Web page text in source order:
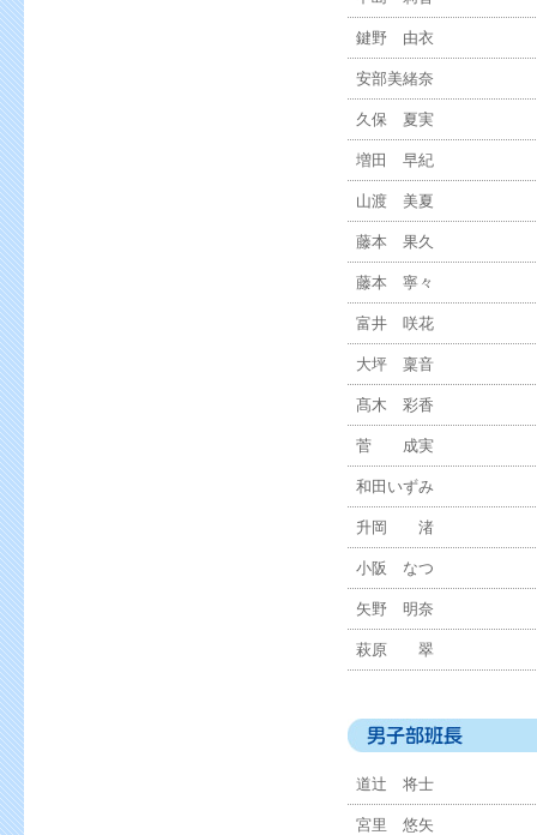
鍵野 由衣
安部美緒奈
久保 夏実
増田 早紀
山渡 美夏
藤本 果久
藤本 寧々
富井 咲花
大坪 稟音
髙木 彩香
菅 成実
和田いずみ
升岡 渚
小阪 なつ
矢野 明奈
萩原 翠
道辻 将士
宮里 悠矢